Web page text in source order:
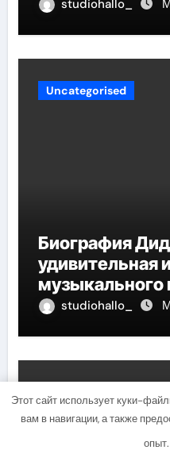
studiohallo_
Uncategorised
Биография
удивительная
музыкального
проникнет в
studiohallo_
Этот сайт использует куки-
вам в навигации, а также
опыт.